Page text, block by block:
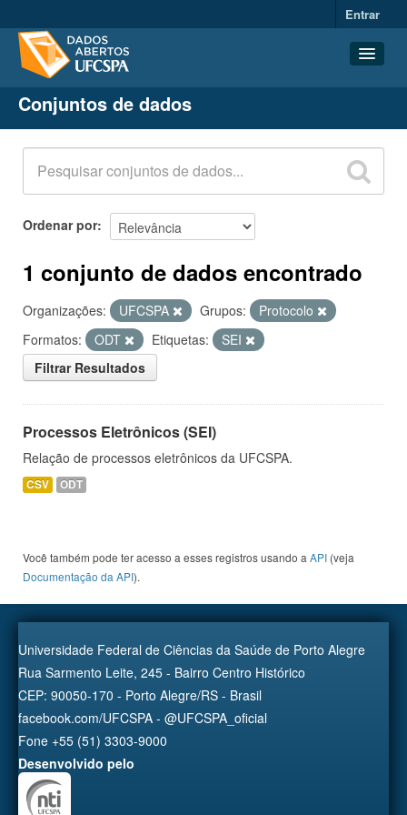
Entrar
Conjuntos de dados
Organizações
Grupos
Sobre
Conjuntos de dados
Ordenar por
1 conjunto de dados encontrado
Organizações: UFCSPA Grupos:
Protocolo
Formatos:
ODT Etiquetas:
SEI
Filtrar Resultados
Processos Eletrônicos (SEI)
Relação de processos eletrônicos da UFCSPA.
CSV ODT
Você também pode ter acesso a esses registros usando a API (veja
Documentação da API).
Universidade Federal de Ciências da Saúde de Porto Alegre
Rua Sarmento Leite, 245 - Bairro Centro Histórico
CEP: 90050-170 - Porto Alegre/RS - Brasil
facebook.com/UFCSPA - @UFCSPA_oficial
Fone +55 (51) 3303-9000
Desenvolvido pelo